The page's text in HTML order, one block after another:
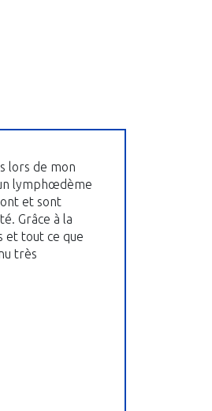
lors de mon
lymphœdème
et sont
Grâce à la
et tout ce que
très